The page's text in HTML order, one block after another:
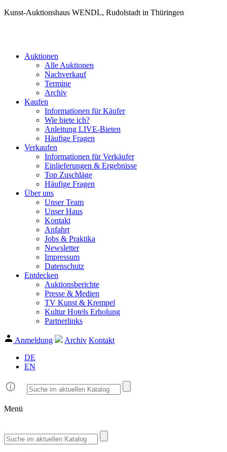
Kunst-Auktionshaus WENDL, Rudolstadt in Thüringen
Auktionen
Alle Auktionen
Nachverkauf
Termine
Archiv
Kaufen
Informationen für Käufer
Wie biete ich?
Anleitung LIVE-Bieten
Häufige Fragen
Verkaufen
Informationen für Verkäufer
Einlieferungen & Ergebnisse
Top Zuschläge
Häufige Fragen
Über uns
Unser Team
Unser Haus
Kontakt
Anfahrt
Jobs & Praktika
Newsletter
Impressum
Datenschutz
Entdecken
Auktionsberichte
Presse & Medien
TV Kunst & Krempel
Kultur Hotels Erholung
Partnerlinks
Anmeldung Archiv Kontakt
DE
EN
Menü